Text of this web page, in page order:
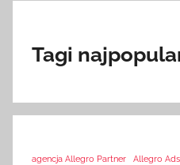
Tagi
agencja Allegro Partner Allegro Ads